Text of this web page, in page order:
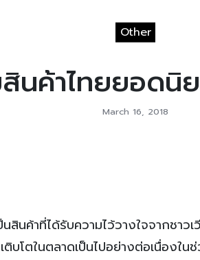
Other
นค้าไทยยอด
March 16, 2018
สินค้าที่ได้รับความไว้วางใจจากชาว
บโตในตลาดเป็นไปอย่างต่อเนื่องใ